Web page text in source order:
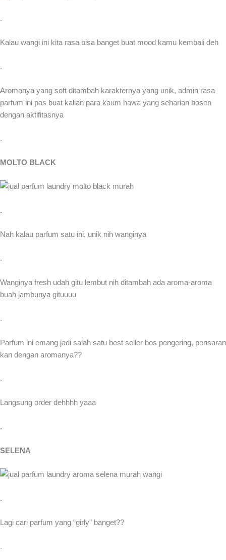
.
Kalau wangi ini kita rasa bisa banget buat mood kamu kembali deh
.
Aromanya yang soft ditambah karakternya yang unik, admin rasa
parfum ini pas buat kalian para kaum hawa yang seharian bosen
dengan aktifitasnya
.
MOLTO BLACK
.
Nah kalau parfum satu ini, unik nih wanginya
.
Wanginya fresh udah gitu lembut nih ditambah ada aroma-aroma
buah jambunya gituuuu
.
Parfum ini emang jadi salah satu best seller bos pengering, pensaran
kan dengan aromanya??
.
Langsung order dehhhh yaaa
.
SELENA
.
Lagi cari parfum yang “girly” banget??
.